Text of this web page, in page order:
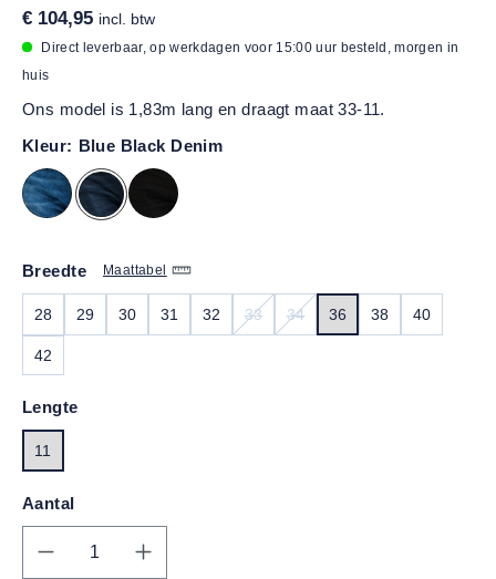
€ 104,95 incl. btw
Direct leverbaar, op werkdagen voor 15:00 uur besteld, morgen in
huis
Ons model is 1,83m lang en draagt maat 33-11.
Kleur: Blue Black Denim
Maattabel
Breedte
28 29 30 31 32 33
(DEZE OPTIE IS MOMENTEEL NIET
34 36 38 40
42
Lengte
11
Aantal
Producthoeveelheid: Voer de gewenste